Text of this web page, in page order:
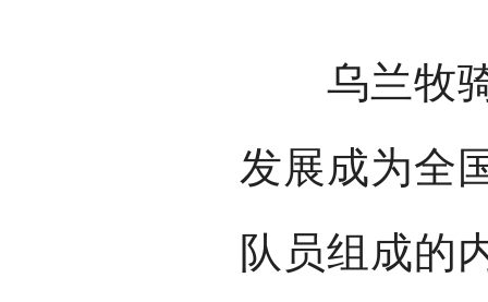
乌兰牧骑
发展成为全
队员组成的